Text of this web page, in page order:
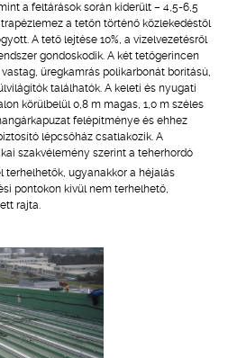
a feltárások során kiderült – 4,5-6,5
a tetőn történő közlekedéstől
A tető lejtése 10%, a vízelvezetésről
gondoskodik. A két tetőgerincen
üregkamrás polikarbonát borítású,
találhatók. A keleti és nyugati
körülbelül 0,8 m magas, 1,0 m széles
felépítménye és ehhez
lépcsőház csatlakozik. A
szakvélemény szerint a teherhordó
terhelhetők, ugyanakkor a héjalás
pontokon kívül nem terhelhető,
rajta.